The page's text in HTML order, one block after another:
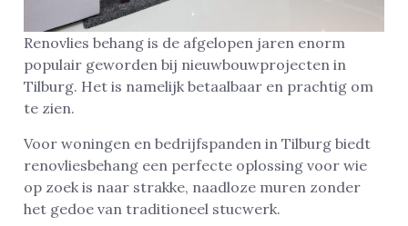
Renovlies behang is de afgelopen jaren enorm
populair geworden bij nieuwbouwprojecten in
Tilburg. Het is namelijk betaalbaar en prachtig om
te zien.
Voor woningen en bedrijfspanden in Tilburg biedt
renovliesbehang een perfecte oplossing voor wie
op zoek is naar strakke, naadloze muren zonder
het gedoe van traditioneel stucwerk.